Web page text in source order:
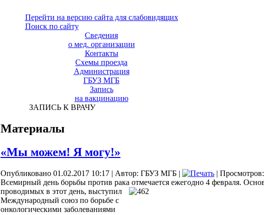
Перейти на версию сайта для слабовидящих
Поиск по сайту
Сведения
о мед. организации
Контакты
Схемы проезда
Администрация
ГБУЗ МГБ
Запись
на вакцинацию
ЗАПИСЬ К ВРАЧУ
Материалы
«Мы можем! Я могу!»
Опубликовано 01.02.2017 10:17 | Автор: ГБУЗ МГБ |
|
Всемирный день борьбы против рака отмечается ежегодно 4 февраля.
проводимых в этот день, выступил
Международный союз по борьбе с
онкологическими заболеваниями